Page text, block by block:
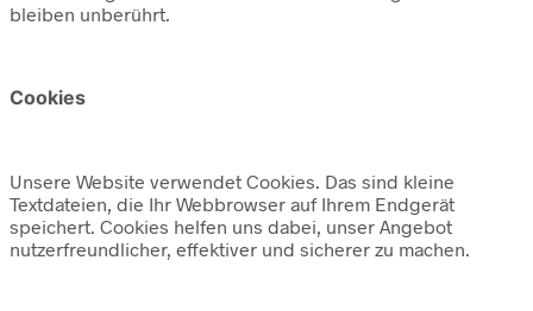
bleiben unberührt.
Cookies
Unsere Website verwendet Cookies. Das sind kleine
Textdateien, die Ihr Webbrowser auf Ihrem Endgerät
speichert. Cookies helfen uns dabei, unser Angebot
nutzerfreundlicher, effektiver und sicherer zu machen.